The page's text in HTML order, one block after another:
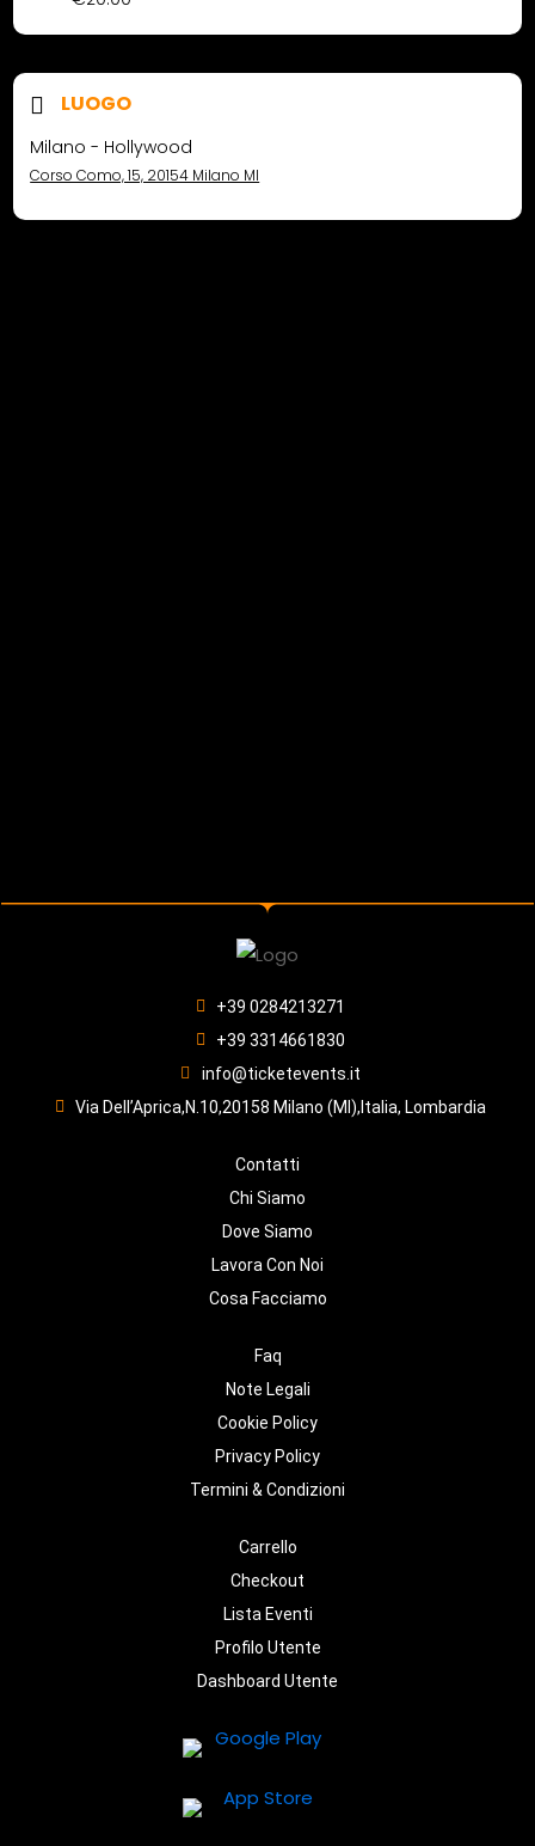
LUOGO
Milano - Hollywood
Corso Como, 15, 20154 Milano MI
+39 0284213271
+39 3314661830
info@ticketevents.it
Via Dell’Aprica,N.10,20158 Milano (MI),Italia, Lombardia
Contatti
Chi Siamo
Dove Siamo
Lavora Con Noi
Cosa Facciamo
Faq
Note Legali
Cookie Policy
Privacy Policy
Termini & Condizioni
Carrello
Checkout
Lista Eventi
Profilo Utente
Dashboard Utente